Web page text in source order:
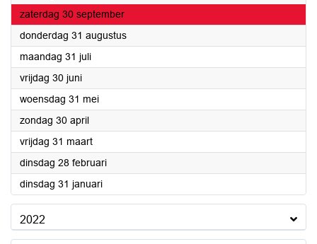
zaterdag 30 september2023
donderdag 31 augustus2023
maandag 31 juli2023
vrijdag 30 juni2023
woensdag 31 mei2023
zondag 30 april2023
vrijdag 31 maart2023
dinsdag 28 februari2023
dinsdag 31 januari2023
2022